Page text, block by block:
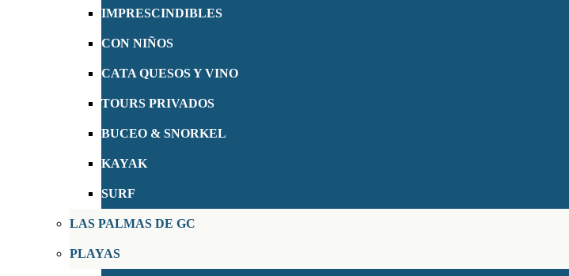
IMPRESCINDIBLES
CON NIÑOS
CATA QUESOS Y VINO
TOURS PRIVADOS
BUCEO & SNORKEL
KAYAK
SURF
LAS PALMAS DE GC
PLAYAS